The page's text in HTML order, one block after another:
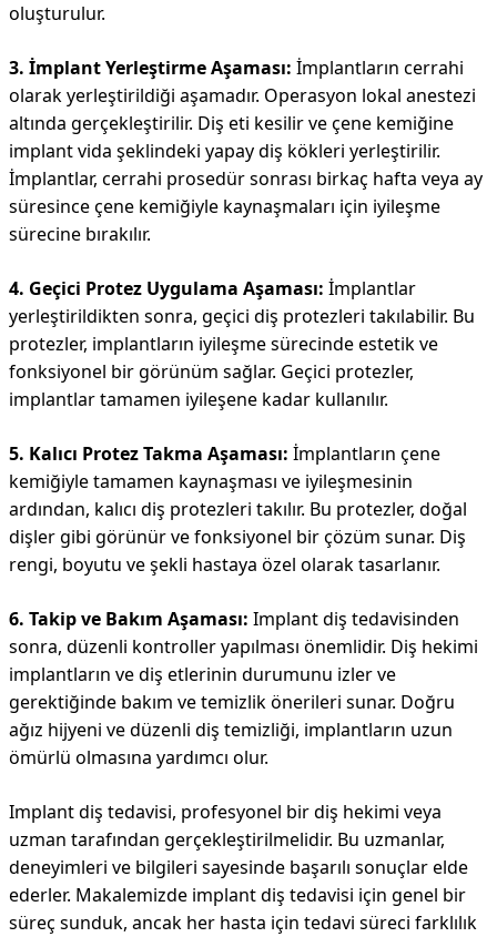
oluşturulur.
3. İmplant Yerleştirme Aşaması: İmplantların cerrahi
olarak yerleştirildiği aşamadır. Operasyon lokal anestezi
altında gerçekleştirilir. Diş eti kesilir ve çene kemiğine
implant vida şeklindeki yapay diş kökleri yerleştirilir.
İmplantlar, cerrahi prosedür sonrası birkaç hafta veya ay
süresince çene kemiğiyle kaynaşmaları için iyileşme
sürecine bırakılır.
4. Geçici Protez Uygulama Aşaması: İmplantlar
yerleştirildikten sonra, geçici diş protezleri takılabilir. Bu
protezler, implantların iyileşme sürecinde estetik ve
fonksiyonel bir görünüm sağlar. Geçici protezler,
implantlar tamamen iyileşene kadar kullanılır.
5. Kalıcı Protez Takma Aşaması: İmplantların çene
kemiğiyle tamamen kaynaşması ve iyileşmesinin
ardından, kalıcı diş protezleri takılır. Bu protezler, doğal
dişler gibi görünür ve fonksiyonel bir çözüm sunar. Diş
rengi, boyutu ve şekli hastaya özel olarak tasarlanır.
6. Takip ve Bakım Aşaması: Implant diş tedavisinden
sonra, düzenli kontroller yapılması önemlidir. Diş hekimi
implantların ve diş etlerinin durumunu izler ve
gerektiğinde bakım ve temizlik önerileri sunar. Doğru
ağız hijyeni ve düzenli diş temizliği, implantların uzun
ömürlü olmasına yardımcı olur.
Implant diş tedavisi, profesyonel bir diş hekimi veya
uzman tarafından gerçekleştirilmelidir. Bu uzmanlar,
deneyimleri ve bilgileri sayesinde başarılı sonuçlar elde
ederler. Makalemizde implant diş tedavisi için genel bir
süreç sunduk, ancak her hasta için tedavi süreci farklılık